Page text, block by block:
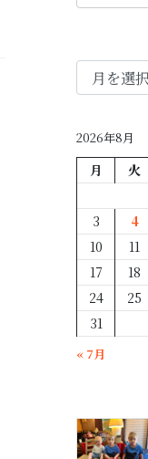
年
2026年8月
月 火
3
4
10
11
17
18
24
25
31
« 7月